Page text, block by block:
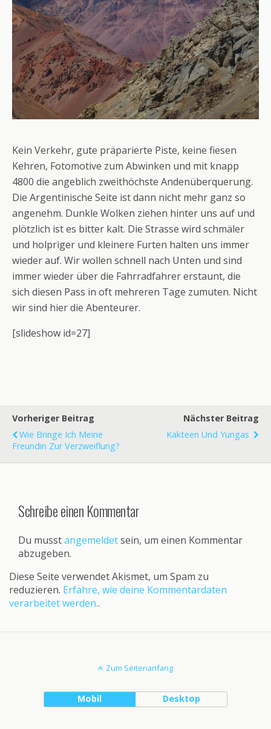
Kein Verkehr, gute präparierte Piste, keine fiesen
Kehren, Fotomotive zum Abwinken und mit knapp
4800 die angeblich zweithöchste Andenüberquerung.
Die Argentinische Seite ist dann nicht mehr ganz so
angenehm. Dunkle Wolken ziehen hinter uns auf und
plötzlich ist es bitter kalt. Die Strasse wird schmäler
und holpriger und kleinere Furten halten uns immer
wieder auf. Wir wollen schnell nach Unten und sind
immer wieder über die Fahrradfahrer erstaunt, die
sich diesen Pass in oft mehreren Tage zumuten. Nicht
wir sind hier die Abenteurer.
[slideshow id=27]
Vorheriger Beitrag
Wie Bringe Ich Meine
Freundin Zur Verzweiflung?
Nächster Beitrag
Kakteen Und Yungas
Schreibe einen Kommentar
Du musstangemeldetsein, um einen Kommentar
abzugeben.
Diese Seite verwendet Akismet, um Spam zu
reduzieren. Erfahre, wie deine Kommentardaten
verarbeitet werden..
Zum Seitenanfang
Mobil Desktop